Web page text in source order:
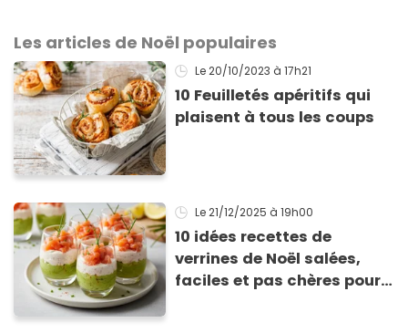
Les articles de Noël populaires
Le 20/10/2023 à 17h21
10 Feuilletés apéritifs qui
plaisent à tous les coups
Le 21/12/2025 à 19h00
10 idées recettes de
verrines de Noël salées,
faciles et pas chères pour